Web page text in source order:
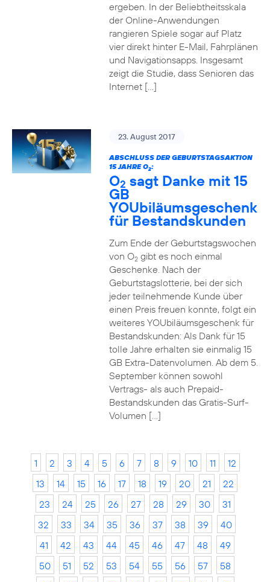
ergeben. In der Beliebtheitsskala
der Online-Anwendungen
rangieren Spiele sogar auf Platz
vier direkt hinter E-Mail, Fahrplänen
und Navigationsapps. Insgesamt
zeigt die Studie, dass Senioren das
Internet […]
23. August 2017
ABSCHLUSS DER GEBURTSTAGSAKTION
15 JAHRE O2:
O2 sagt Danke mit 15
GB
YOUbiläumsgeschenk
für Bestandskunden
Zum Ende der Geburtstagswochen
von O2gibt es noch einmal
Geschenke. Nach der
Geburtstagslotterie, bei der sich
jeder teilnehmende Kunde über
einen Preis freuen konnte, folgt ein
weiteres YOUbiläumsgeschenk für
Bestandskunden: Als Dank für 15
tolle Jahre erhalten sie einmalig 15
GB Extra-Datenvolumen. Ab dem 5.
September können sowohl
Vertrags- als auch Prepaid-
Bestandskunden das Gratis-Surf-
Volumen […]
1 2 3 4 5 6 7 8 9 10 11
12
13
14 15 16 17 18 19 20 21
22
23
24 25 26 27 28 29 30
31
32
33 34 35 36 37 38 39
40
41
42 43 44 45 46 47 48
49
50
51 52 53 54 55 56 57
58